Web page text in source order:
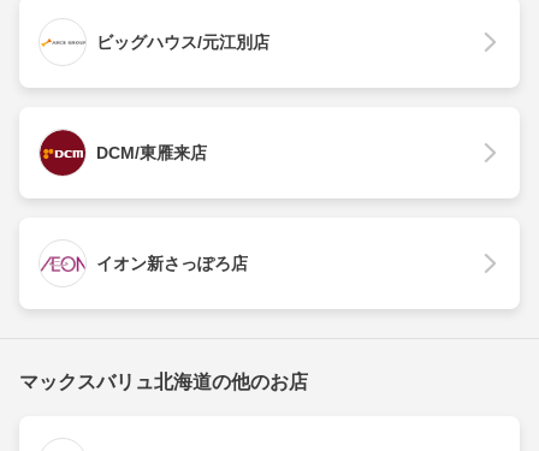
ビッグハウス/元江別店
DCM/東雁来店
イオン新さっぽろ店
マックスバリュ北海道の他のお店